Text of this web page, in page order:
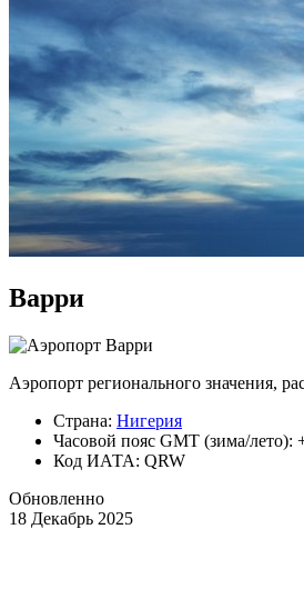
Варри
Аэропорт регионального значения,
Страна: Нигерия
Часовой пояс GMT (зима/лето):
Код ИАТА: QRW
Обновленно
18 Декабрь 2025